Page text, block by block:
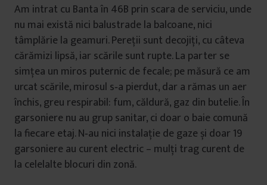
Am intrat cu Banta în 46B prin scara de serviciu, unde
nu mai există nici balustrade la balcoane, nici
tâmplărie la geamuri. Pereții sunt decojiți, cu câteva
cărămizi lipsă, iar scările sunt rupte. La parter se
simțea un miros puternic de fecale; pe măsură ce am
urcat scările, mirosul s‑a pierdut, dar a rămas un aer
închis, greu respirabil: fum, căldură, gaz din butelie. În
garsoniere nu au grup sanitar, ci doar o baie comună
la fiecare etaj. N‑au nici instalație de gaze și doar 19
garsoniere au curent electric – mulți trag curent de
la celelalte blocuri din zonă.